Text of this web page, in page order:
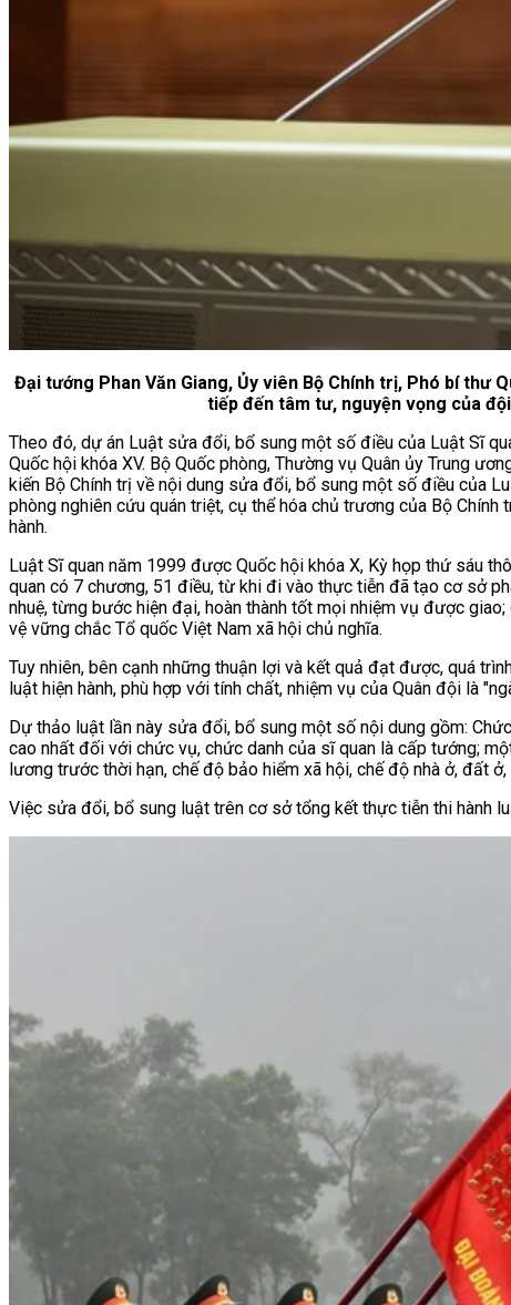
Đại tướng Phan Văn Giang, Ủy viên Bộ Chính trị, Phó bí
tiếp đến tâm tư, nguyện vọng của
Theo đó, dự án Luật sửa đổi, bổ sung một số điều của Luật Sĩ
Quốc hội khóa XV. Bộ Quốc phòng, Thường vụ Quân ủy Trung
kiến Bộ Chính trị về nội dung sửa đổi, bổ sung một số điều của
phòng nghiên cứu quán triệt, cụ thể hóa chủ trương của Bộ
hành.
Luật Sĩ quan năm 1999 được Quốc hội khóa X, Kỳ họp thứ sáu
quan có 7 chương, 51 điều, từ khi đi vào thực tiễn đã tạo cơ sở
nhuệ, từng bước hiện đại, hoàn thành tốt mọi nhiệm vụ được
vệ vững chắc Tổ quốc Việt Nam xã hội chủ nghĩa.
Tuy nhiên, bên cạnh những thuận lợi và kết quả đạt được, quá
luật hiện hành, phù hợp với tính chất, nhiệm vụ của Quân đội là
Dự thảo luật lần này sửa đổi, bổ sung một số nội dung gồm:
cao nhất đối với chức vụ, chức danh của sĩ quan là cấp tướng;
lương trước thời hạn, chế độ bảo hiểm xã hội, chế độ nhà ở, đất
Việc sửa đổi, bổ sung luật trên cơ sở tổng kết thực tiễn thi hành